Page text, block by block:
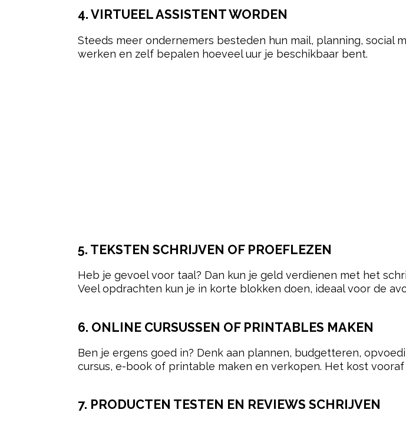
4. VIRTUEEL ASSISTENT WORDEN
Steeds meer ondernemers besteden hun mail, planning, social
werken en zelf bepalen hoeveel uur je beschikbaar bent.
5. TEKSTEN SCHRIJVEN OF PROEFLEZEN
Heb je gevoel voor taal? Dan kun je geld verdienen met het
Veel opdrachten kun je in korte blokken doen, ideaal voor de
6. ONLINE CURSUSSEN OF PRINTABLES MAKEN
Ben je ergens goed in? Denk aan plannen, budgetteren,
cursus, e-book of printable maken en verkopen. Het kost
7. PRODUCTEN TESTEN EN REVIEWS SCHRIJVEN